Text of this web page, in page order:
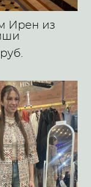
Ирен из